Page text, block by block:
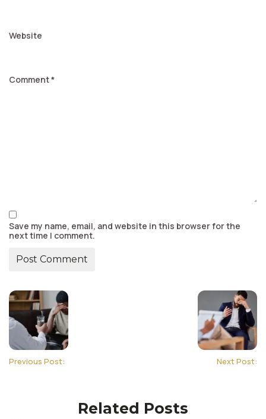
Website
Comment*
Save my name, email, and website in this browser for the
next time I comment.
Previous Post: Next Post:
Related Posts